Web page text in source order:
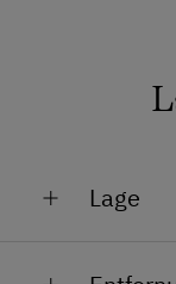
Reithalle
Toilette
Lage